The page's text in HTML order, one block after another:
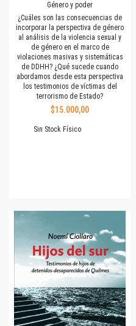
Género y poder
¿Cuáles son las consecuencias de
incorporar la perspectiva de género
al análisis de la violencia sexual y
de género en el marco de
violaciones masivas y sistemáticas
de DDHH? ¿Qué sucede cuando
abordamos desde esta perspectiva
los testimonios de víctimas del
terrorismo de Estado?
$15.000,00
Sin Stock Físico